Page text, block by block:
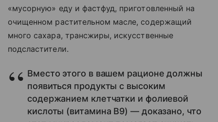
«мусорную» еду и фастфуд, приготовленный на
очищенном растительном масле, содержащий
много сахара, трансжиры, искусственные
подсластители.
Вместо этого в вашем рационе должны
появиться продукты с высоким
содержанием клетчатки и фолиевой
кислоты (витамина B9) — доказано, что